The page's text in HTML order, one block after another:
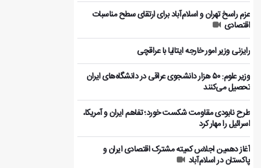
عزم راسخ تهران و اسلام‌آباد برای ارتقای سطح مناسبات
اقتصادی
رایزنی وزیر امور خارجه ایتالیا با عراقچی
وزیر علوم: ۵۰ هزار دانشجوی عراقی در دانشگاه‌های ایران
تحصیل می‌کنند
طرح نابودی مقاومت شکست خورد؛ تفاهم ایران و آمریکا،
اسرائیل را مهار کرد
آغاز دهمین اجلاس کمیته مشترک اقتصادی ایران و
پاکستان در اسلام‌آباد